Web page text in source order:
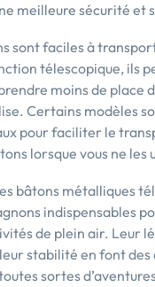
meilleure sécurité et
sont faciles à
télescopique, ils
moins de place
Certains modèles
pour faciliter le
lorsque vous ne les
bâtons métalliques
indispensables
de plein air. Leur
stabilité en font des
sortes